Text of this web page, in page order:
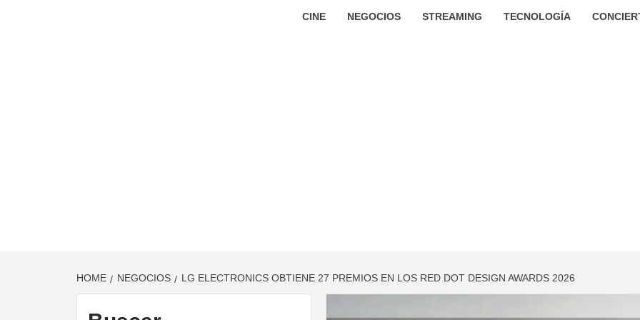
CINE NEGOCIOS STREAMING TECNOLOGÍA
HOME NEGOCIOS LG ELECTRONICS OBTIENE 27 PREMIOS EN LOS RED DOT DESIGN AWARDS 2026